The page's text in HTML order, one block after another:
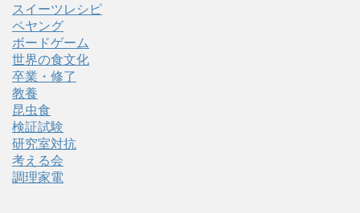
スイーツレシピ
ペヤング
ボードゲーム
世界の食文化
卒業・修了
教養
昆虫食
検証試験
研究室対抗
考える会
調理家電